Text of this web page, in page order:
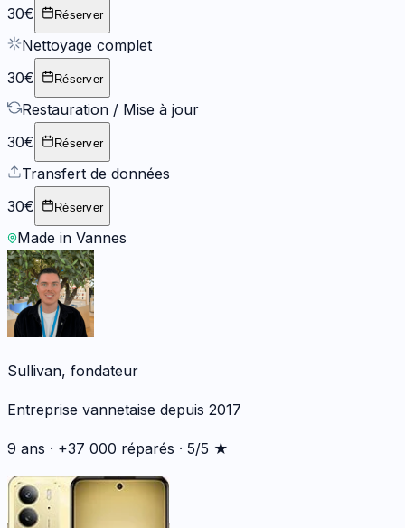
30€ Réserver
Nettoyage complet
30€
Réserver
Restauration / Mise à jour
30€
Réserver
Transfert de données
30€
Réserver
Made in Vannes
Sullivan, fondateur
Entreprise vannetaise depuis 2017
9 ans · +37 000 réparés · 5/5 ★